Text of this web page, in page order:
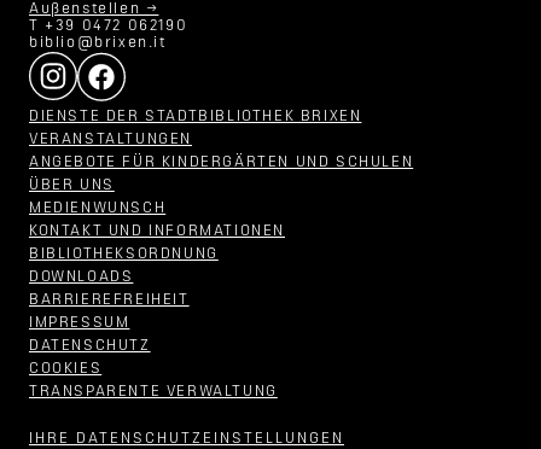
Außenstellen →
T +39 0472 062190
biblio@brixen.it
DIENSTE DER STADTBIBLIOTHEK BRIXEN
VERANSTALTUNGEN
ANGEBOTE FÜR KINDERGÄRTEN UND SCHULEN
ÜBER UNS
MEDIENWUNSCH
KONTAKT UND INFORMATIONEN
BIBLIOTHEKSORDNUNG
DOWNLOADS
BARRIEREFREIHEIT
IMPRESSUM
DATENSCHUTZ
COOKIES
TRANSPARENTE VERWALTUNG
IHRE DATENSCHUTZ­EINSTELLUNGEN